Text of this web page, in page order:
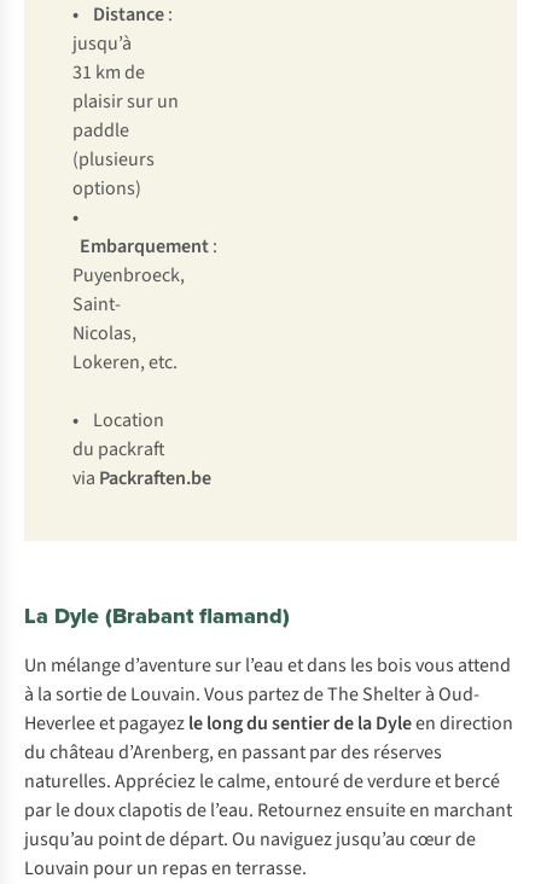
• Distance:
jusqu’à
31 km de
plaisir sur un
paddle
(plusieurs
options)
•
Embarquement:
Puyenbroeck,
Saint-
Nicolas,
Lokeren, etc.
• Location
du packraft
via Packraften.be
La Dyle (Brabant flamand)
Un mélange d’aventure sur l’eau et dans les bois vous attend
à la sortie de Louvain. Vous partez de The Shelter à Oud-
Heverlee et pagayezle long du sentier de la Dyleen direction
du château d’Arenberg, en passant par des réserves
naturelles. Appréciez le calme, entouré de verdure et bercé
par le doux clapotis de l’eau. Retournez ensuite en marchant
jusqu’au point de départ. Ou naviguez jusqu’au cœur de
Louvain pour un repas en terrasse.